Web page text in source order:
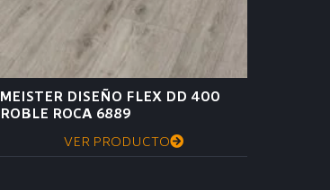
MEISTER DISEÑO FLEX DD 400
ROBLE ROCA 6889
VER PRODUCTO